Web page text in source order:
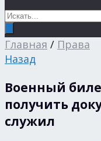
Главная / Права
Назад
Военный
получить
служил